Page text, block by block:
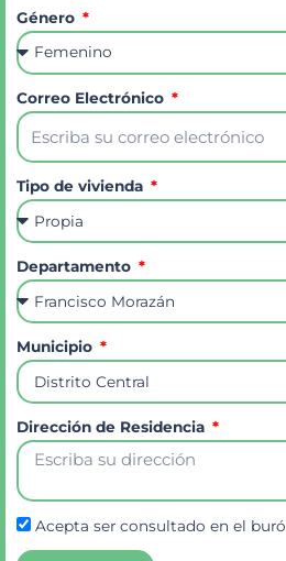
Género
Correo Electrónico
Tipo de vivienda
Departamento
Municipio
Dirección de Residencia
Acepta ser consultado en el buró